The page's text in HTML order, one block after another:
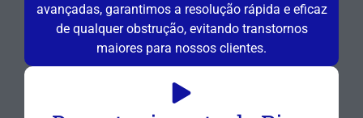
avançadas, garantimos a resolução rápida e eficaz
de qualquer obstrução, evitando transtornos
maiores para nossos clientes.